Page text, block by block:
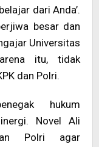
dari Anda’.
besar dan
Universitas
itu, tidak
dan Polri.
hukum
Novel Ali
Polri agar